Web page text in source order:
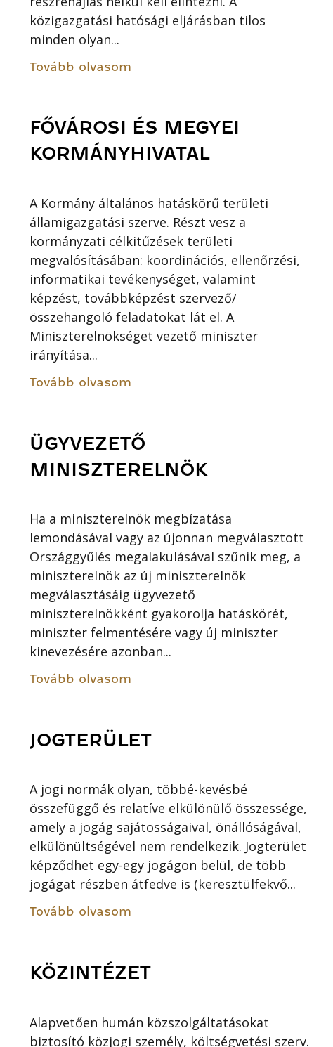
közigazgatási hatósági eljárásban tilos
minden olyan...
Tovább olvasom
FŐVÁROSI ÉS MEGYEI
KORMÁNYHIVATAL
A Kormány általános hatáskörű területi
államigazgatási szerve. Részt vesz a
kormányzati célkitűzések területi
megvalósításában: koordinációs, ellenőrzési,
informatikai tevékenységet, valamint
képzést, továbbképzést szervező/
összehangoló feladatokat lát el. A
Miniszterelnökséget vezető miniszter
irányítása...
Tovább olvasom
ÜGYVEZETŐ
MINISZTERELNÖK
Ha a miniszterelnök megbízatása
lemondásával vagy az újonnan megválasztott
Országgyűlés megalakulásával szűnik meg, a
miniszterelnök az új miniszterelnök
megválasztásáig ügyvezető
miniszterelnökként gyakorolja hatáskörét,
miniszter felmentésére vagy új miniszter
kinevezésére azonban...
Tovább olvasom
JOGTERÜLET
A jogi normák olyan, többé-kevésbé
összefüggő és relatíve elkülönülő összessége,
amely a jogág sajátosságaival, önállóságával,
elkülönültségével nem rendelkezik. Jogterület
képződhet egy-egy jogágon belül, de több
jogágat részben átfedve is (keresztülfekvő...
Tovább olvasom
KÖZINTÉZET
Alapvetően humán közszolgáltatásokat
biztosító közjogi személy, költségvetési szerv.